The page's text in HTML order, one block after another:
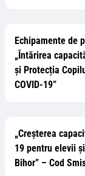
Echipamente de
„Întărirea
și Protecția
COVID-19”
„Creșterea
19 pentru elevii
Bihor” – Cod